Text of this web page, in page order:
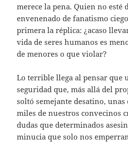
merece la pena. Quien no
envenenado de fanatismo
primera la réplica: ¿acaso
vida de seres humanos es
de menores o que violar?
Lo terrible llega al pensar que
seguridad que, más allá del
soltó semejante desatino, unas
miles de nuestros convecinos
dudas que determinados
minucia que solo nos